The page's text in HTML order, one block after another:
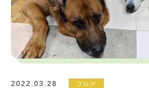
2022.03.28 ブログ